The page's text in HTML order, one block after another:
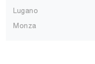
Lugano
Monza